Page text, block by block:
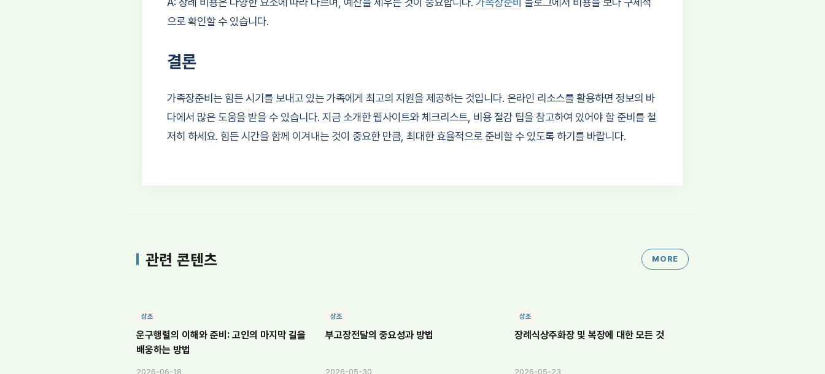
으로 확인할 수 있습니다.
결론
가족장준비는 힘든 시기를 보내고 있는 가족에게 최고의 지원을 제공하는 것입니다. 온라인 리소스를 활용하면 정보의 바
다에서 많은 도움을 받을 수 있습니다. 지금 소개한 웹사이트와 체크리스트, 비용 절감 팁을 참고하여 있어야 할 준비를 철
저히 하세요. 힘든 시간을 함께 이겨내는 것이 중요한 만큼, 최대한 효율적으로 준비할 수 있도록 하기를 바랍니다.
관련 콘텐츠 MORE
상조
운구행렬의 이해와 준비: 고인의 마지막 길을
배웅하는 방법
2026-06-18
상조
부고장전달의 중요성과 방법
2026-05-30
상조
장례식상주화장 및 복장에 대한 모든 것
2026-05-23